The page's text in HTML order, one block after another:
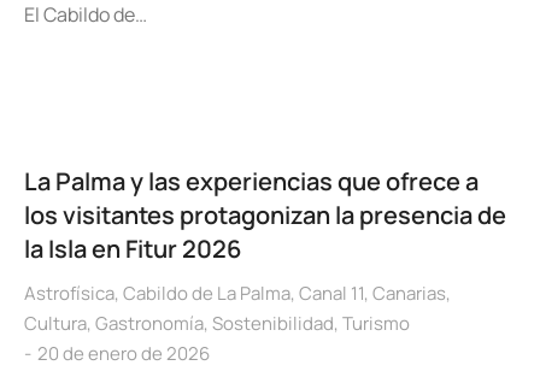
El Cabildo de…
La Palma y las experiencias que ofrece a
los visitantes protagonizan la presencia de
la Isla en Fitur 2026
Astrofísica, Cabildo de La Palma, Canal 11, Canarias,
Cultura, Gastronomía, Sostenibilidad, Turismo
20 de enero de 2026